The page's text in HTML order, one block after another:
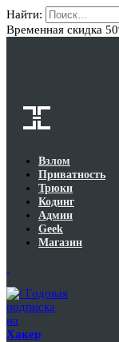
Найти:
Временная скидка
Взлом
Приватность
Трюки
Кодинг
Админ
Geek
Магазин
Годовая
подписка
на
Хакер